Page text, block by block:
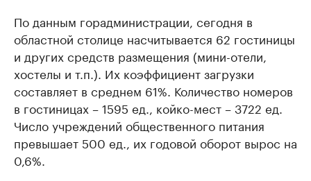
По данным горадминистрации, сегодня в
областной столице насчитывается 62 гостиницы
и других средств размещения (мини-отели,
хостелы и т.п.). Их коэффициент загрузки
составляет в среднем 61%. Количество номеров
в гостиницах – 1595 ед., койко-мест – 3722 ед.
Число учреждений общественного питания
превышает 500 ед., их годовой оборот вырос на
0,6%.